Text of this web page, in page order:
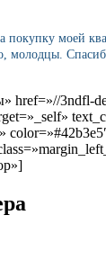
покупку моей
молодцы.
href=»//3ndfl-